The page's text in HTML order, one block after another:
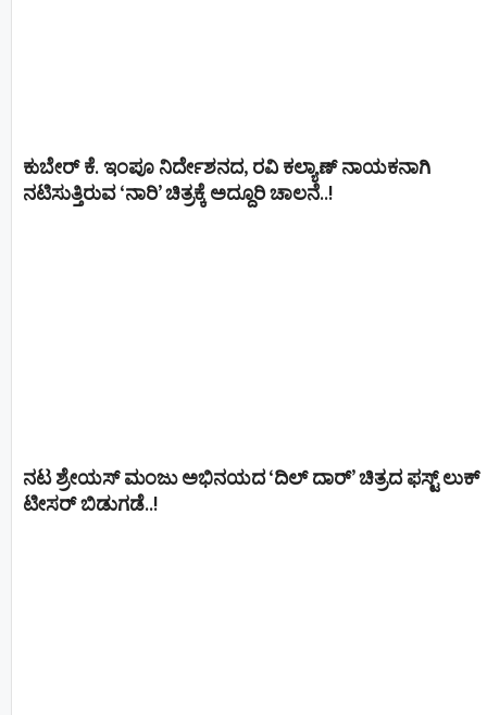
ಕುಬೇರ್ ಕೆ. ಇಂಪೂ ನಿರ್ದೇಶನದ, ರವಿ ಕಲ್ಯಾಣ್‍ ನಾಯಕನಾಗಿ
ನಟಿಸುತ್ತಿರುವ ‘ನಾರಿ’ ಚಿತ್ರಕ್ಕೆ ಅದ್ದೂರಿ ಚಾಲನೆ..!
ನಟ ಶ್ರೇಯಸ್ ಮಂಜು ಅಭಿನಯದ ‘ದಿಲ್ ದಾರ್’ ಚಿತ್ರದ ಫಸ್ಟ್ ಲುಕ್
ಟೀಸರ್ ಬಿಡುಗಡೆ..!